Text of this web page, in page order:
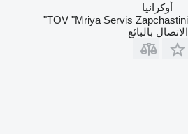
أوكرانيا
TOV "Mriya Servis Zapchastini"
الاتصال بالبائع